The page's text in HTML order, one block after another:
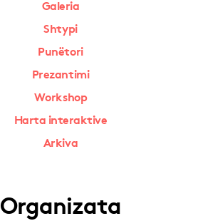
Galeria
Shtypi
Punëtori
Prezantimi
Workshop
Harta interaktive
Arkiva
Organizata